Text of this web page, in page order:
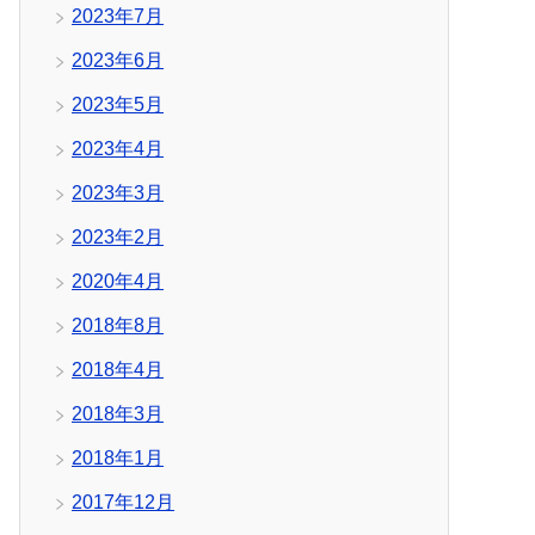
2023年7月
2023年6月
2023年5月
2023年4月
2023年3月
2023年2月
2020年4月
2018年8月
2018年4月
2018年3月
2018年1月
2017年12月